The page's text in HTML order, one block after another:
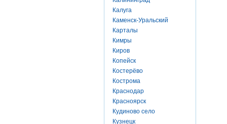
Калуга
Каменск-Уральский
Карталы
Кимры
Киров
Копейск
Костерёво
Кострома
Краснодар
Красноярск
Кудиново село
Кузнецк